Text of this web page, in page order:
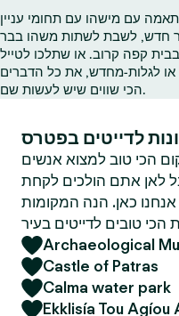
עם מישהו עם תחומי עניין
חדש, לשבת לשתות משהו בבר
קפה קרוב. או שתלכו לטייל
או לגלות‑מחדש, את כל הדברים
הכי שווים שיש לעשות שם.
הכי טוב למצוא אנשים
לאן אתם הולכים לקחת
כאן. הנה המקומות
Archaeological
Castle of Patras
Calma water park
Ekklisía Tou Agíou